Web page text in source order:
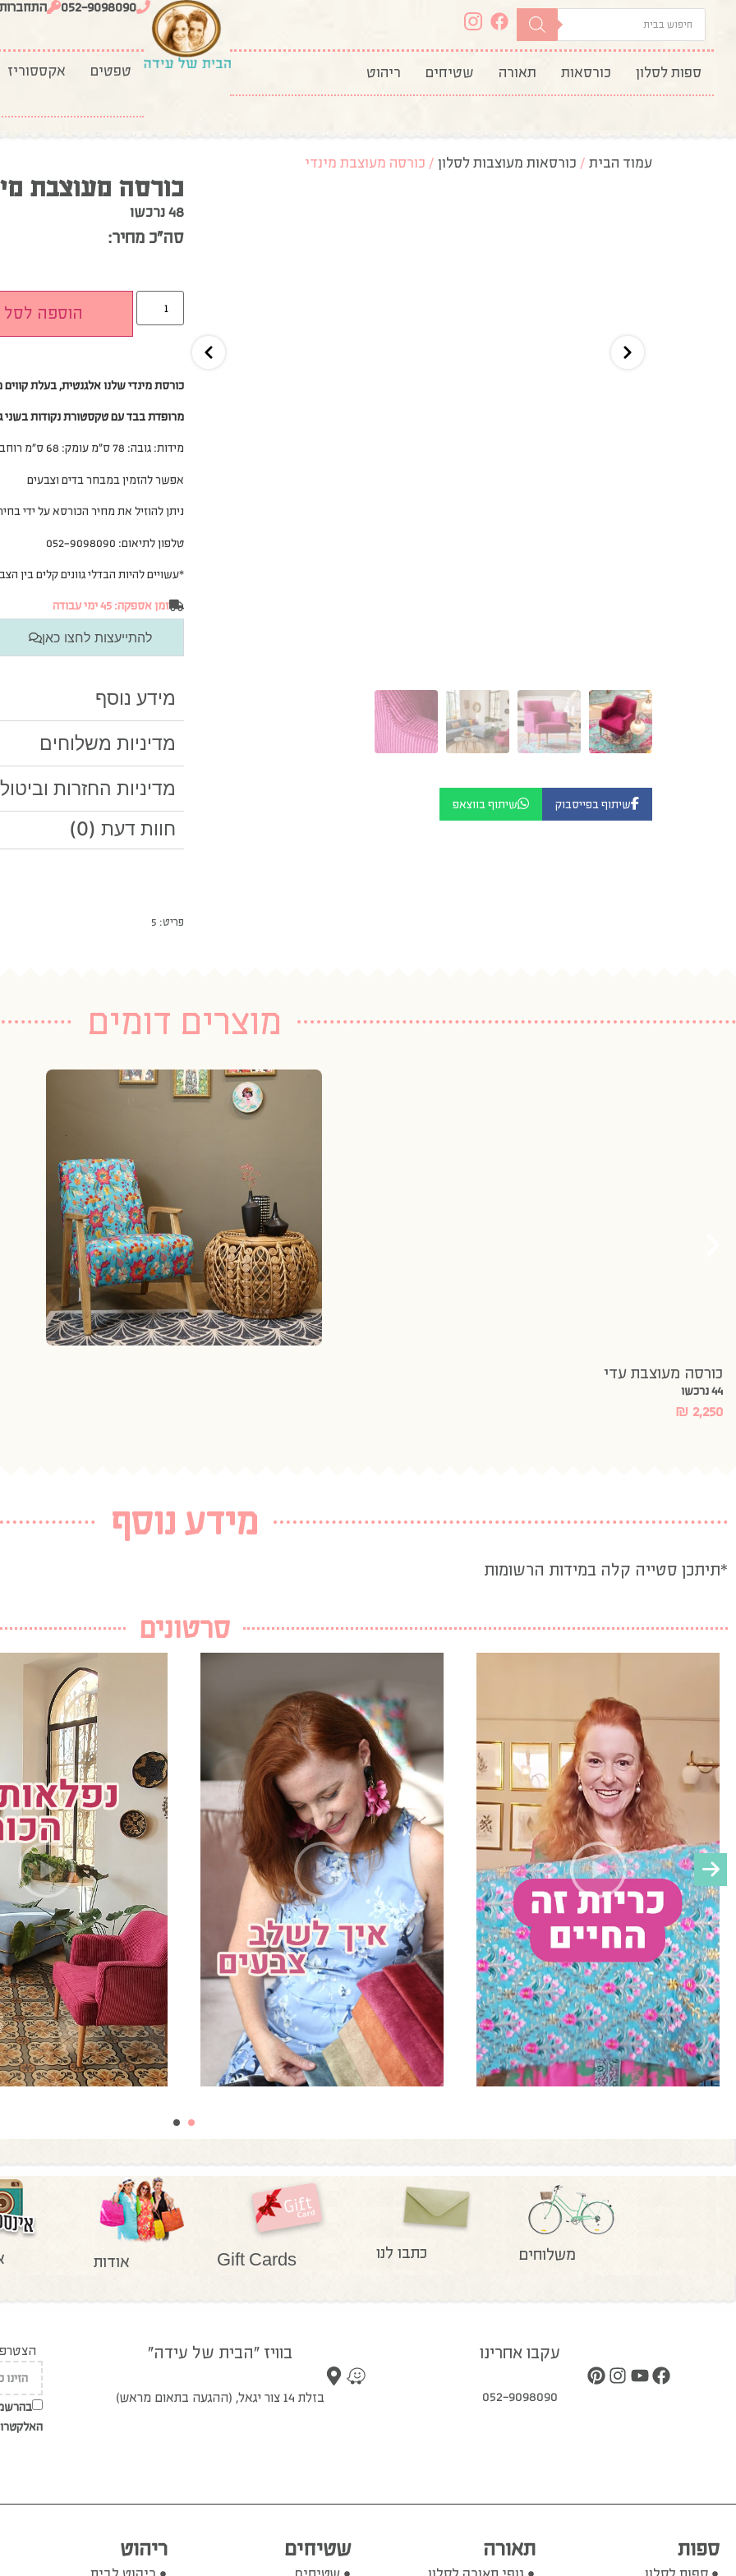
ספות לסלון כורסאות תאורה שטיחים ריהוט
052-9098090 התחברות
טפטים אקססוריז
עמוד הבית / כורסאות מעוצבות לסלון / כורסה מעוצבת מינדי
שיתוף בפייסבוק שיתוף בווצאפ
כורסה מעוצבת
48 נרכשו
סה”כ מחיר:
הוספה לסל
כורסת מינדי שלנו אלגנטית, בעלת
מרופדת בבד עם טקסטורת נקודות בשני
מידות: גובה: 78 ס”מ עומק: 68 ס”מ רוחב: 67 ס”מ
אפשר להזמין במבחר בדים וצבעים
ניתן להוזיל את מחיר הכורסא על ידי
טלפון לתיאום: 052-9098090
*עשויים להיות הבדלי גוונים קלים בין
זמן אספקה: 45 ימי עבודה
להתייעצות לחצו כאן
מידע נוסף
מדיניות משלוחים
מדיניות החזרות
חוות דעת (0)
פריט: 5
מוצרים דומים
כורסה מעוצבת עדי
44 נרכשו
₪ 2,250
מידע נוסף
*תיתכן סטייה קלה במידות הרשומות
סרטונים
משלוחים כתבו לנו Gift Cards אודות
עקבו אחרינו
052-9098090
בוויז "הבית של עידה"
בזלת 14 צור יגאל, (ההגעה בתאום מראש)
ספות תאורה שטיחים ריהוט